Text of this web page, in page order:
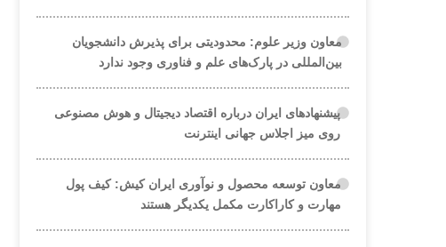
معاون وزیر علوم: محدودیتی برای پذیرش دانشجویان
بین‌المللی در پارک‌های علم و فناوری وجود ندارد
پیشنهادهای ایران درباره اقتصاد دیجیتال و هوش مصنوعی
روی میز اجلاس جهانی اینترنت
معاون توسعه محصول و نوآوری ایران کیش: کیف پول
مهارت و کاراکارت مکمل یکدیگر هستند